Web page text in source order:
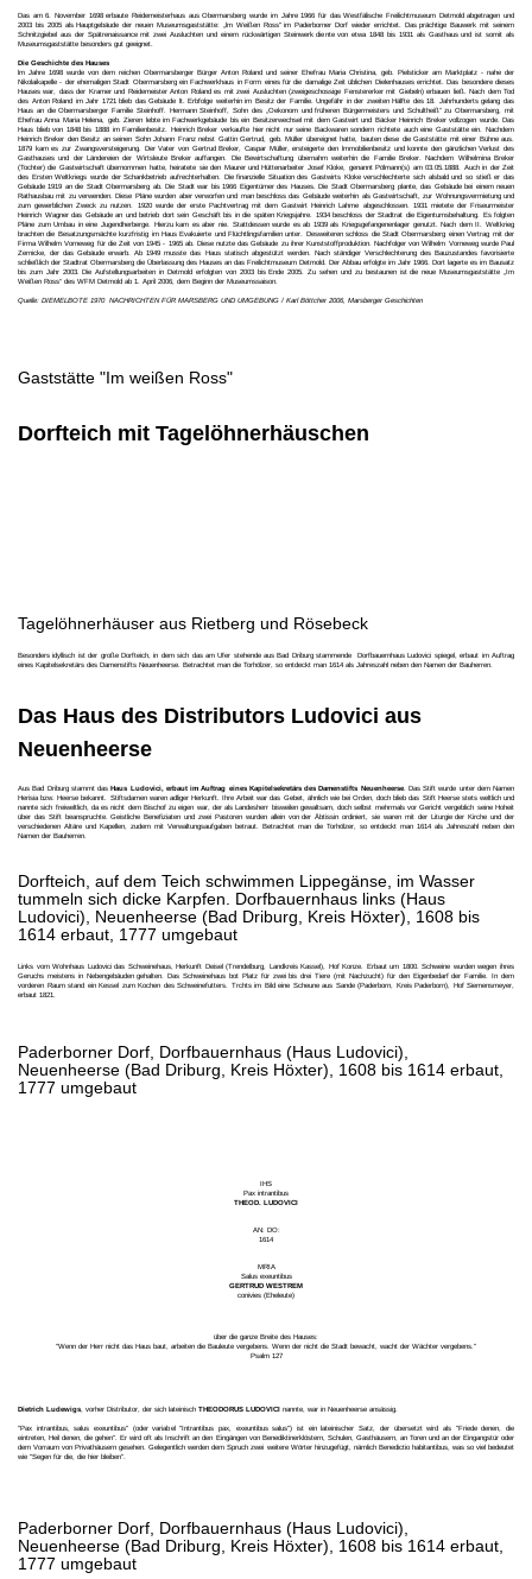
Das am 6. November 1698 erbaute Reidemeisterhaus aus Obermarsberg wurde im Jahre 1966 für das Westfälische Freilichtmuseum Detmold abgetragen und
2003 bis 2005 als Hauptgebäude der neuen Museumsgaststätte: „lm Weißen Ross" im Paderborner Dorf wieder errichtet. Das prächtige Bauwerk mit seinem
Schnitzgiebel aus der Spätrenaissance mit zwei Ausluchten und einem rückwärtigen Steinwerk diente von etwa 1848 bis 1931 als Gasthaus und ist somit als
Museumsgaststätte besonders gut geeignet.
Die Geschichte des Hauses
lm Jahre 1698 wurde von dem reichen Obermarsberger Bürger Anton Roland und seiner Ehefrau Maria Christina, geb. Pielsticker am Marktplatz - nahe der
Nikolaikapelle - der ehemaligen Stadt Obermarsberg ein Fachwerkhaus in Form eines für die damalige Zeit üblichen Dielenhauses errichtet. Das besondere dieses
Hauses war, dass der Kramer und Reidemeister Anton Roland es mit zwei Ausluchten (zweigeschossige Fenstererker mit Giebeln) erbauen ließ. Nach dem Tod
des Anton Roland im Jahr 1721 blieb das Gebäude lt. Erbfolge weiterhin im Besitz der Familie. Ungefähr in der zweiten Hälfte des 18. Jahrhunderts gelang das
Haus an die Obermarsberger Familie Steinhoff. Hermann Steinhoff, Sohn des „Oekonom und früheren Bürgermeisters und Schultheiß” zu Obermarsberg, mit
Ehefrau Anna Maria Helena, geb. Zieren lebte im Fachwerkgebäude bis ein Besitzerwechsel mit dem Gastwirt und Bäcker Heinrich Breker vollzogen wurde. Das
Haus blieb von 1848 bis 1888 im Familienbesitz. Heinrich Breker verkaufte hier nicht nur seine Backwaren sondern richtete auch eine Gaststätte ein. Nachdem
Heinrich Breker den Besitz an seinen Sohn Johann Franz nebst Gattin Gertrud, geb. Müller übereignet hatte, bauten diese die Gaststätte mit einer Bühne aus.
1879 kam es zur Zwangsversteigerung. Der Vater von Gertrud Breker, Caspar Müller, ersteigerte den lmmobilienbesitz und konnte den gänzlichen Verlust des
Gasthauses und der Ländereien der Wirtsleute Breker auffangen. Die Bewirtschaftung übernahm weiterhin die Familie Breker. Nachdem Wilhelmina Breker
(Tochter) die Gastwirtschaft übernommen hatte, heiratete sie den Maurer und Hüttenarbeiter Josef Kloke, genannt Pölmann(s) am 03.05.1888. Auch in der Zeit
des Ersten Weltkriegs wurde der Schankbetrieb aufrechterhalten. Die finanzielle Situation des Gastwirts Kloke verschlechterte sich alsbald und so stieß er das
Gebäude 1919 an die Stadt Obermarsberg ab. Die Stadt war bis 1966 Eigentümer des Hauses. Die Stadt Obermarsberg plante, das Gebäude bei einem neuen
Rathausbau mit zu verwenden. Diese Pläne wurden aber verworfen und man beschloss das Gebäude weiterhin als Gastwirtschaft, zur Wohnungsvermietung und
zum gewerblichen Zweck zu nutzen. 1920 wurde der erste Pachtvertrag mit dem Gastwirt Heinrich Lahme abgeschlossen. 1931 mietete der Friseurmeister
Heinrich Wagner das Gebäude an und betrieb dort sein Geschäft bis in die späten Kriegsjahre. 1934 beschloss der Stadtrat die Eigentumsbehaltung. Es folgten
Pläne zum Umbau in eine Jugendherberge. Hierzu kam es aber nie. Stattdessen wurde es ab 1939 als Kriegsgefangenenlager genutzt. Nach dem II. Weltkrieg
brachten die Besatzungsmächte kurzfristig im Haus Evakuierte und Flüchtlingsfamilien unter. Desweiteren schloss die Stadt Obermarsberg einen Vertrag mit der
Firma Wilhelm Vorneweg für die Zeit von 1945 - 1965 ab. Diese nutzte das Gebäude zu ihrer Kunststoffproduktion. Nachfolger von Wilhelm Vorneweg wurde Paul
Zernicke, der das Gebäude erwarb. Ab 1949 musste das Haus statisch abgestützt werden. Nach ständiger Verschlechterung des Bauzustandes favorisierte
schließlich der Stadtrat Obermarsberg die Überlassung des Hauses an das Freilichtmuseum Detmold. Der Abbau erfolgte im Jahr 1966. Dort lagerte es im Bausatz
bis zum Jahr 2003. Die Aufstellungsarbeiten in Detmold erfolgten von 2003 bis Ende 2005. Zu sehen und zu bestaunen ist die neue Museumsgaststätte „Im
Weißen Ross“ des WFM Detmold ab 1. April 2006, dem Beginn der Museumssaison.
Quelle: DIEMELBOTE 1970 NACHRICHTEN FÜR MARSBERG UND UMGEBUNG / Karl Böttcher 2006, Marsberger Geschichten
Gaststätte "Im weißen Ross"
Dorfteich mit Tagelöhnerhäuschen
Tagelöhnerhäuser aus Rietberg und Rösebeck
Besonders idyllisch ist der große Dorfteich, in dem sich das am Ufer stehende aus Bad Driburg stammende Dorfbauernhaus Ludovici spiegel, erbaut im Auftrag
eines Kapitelsekretärs des Damenstifts Neuenheerse. Betrachtet man die Torhölzer, so entdeckt man 1614 als Jahreszahl neben den Namen der Bauherren.
Das Haus des Distributors Ludovici aus
Neuenheerse
Aus Bad Driburg stammt dasHaus Ludovici, erbaut im Auftrag eines Kapitelsekretärs des Damenstifts Neuenheerse. Das Stift wurde unter dem Namen
Herisia bzw. Heerse bekannt. Stiftsdamen waren adliger Herkunft. Ihre Arbeit war das Gebet, ähnlich wie bei Orden, doch blieb das Stift Heerse stets weltlich und
nannte sich freiweltlich, da es nicht dem Bischof zu eigen war, der als Landesherr bisweilen gewaltsam, doch selbst mehrmals vor Gericht vergeblich seine Hoheit
über das Stift beanspruchte. Geistliche Benefiziaten und zwei Pastoren wurden allein von der Äbtissin ordiniert, sie waren mit der Liturgie der Kirche und der
verschiedenen Altäre und Kapellen, zudem mit Verwaltungsaufgaben betraut. Betrachtet man die Torhölzer, so entdeckt man 1614 als Jahreszahl neben den
Namen der Bauherren.
Dorfteich, auf dem Teich schwimmen Lippegänse, im Wasser
tummeln sich dicke Karpfen. Dorfbauernhaus links (Haus
Ludovici), Neuenheerse (Bad Driburg, Kreis Höxter), 1608 bis
1614 erbaut, 1777 umgebaut
Links vom Wohnhaus Ludovici das Schweinehaus, Herkunft Deisel (Trendelburg, Landkreis Kassel), Hof Konze. Erbaut um 1800. Schweine wurden wegen ihres
Geruchs meistens in Nebengebäuden gehalten. Das Schweinehaus bot Platz für zwei bis drei Tiere (mit Nachzucht) für den Eigenbedarf der Familie. In dem
vorderen Raum stand ein Kessel zum Kochen des Schweinefutters. Trchts im Bild eine Scheune aus Sande (Paderborn, Kreis Paderborn), Hof Siemensmeyer,
erbaut 1821.
Paderborner Dorf, Dorfbauernhaus (Haus Ludovici),
Neuenheerse (Bad Driburg, Kreis Höxter), 1608 bis 1614 erbaut,
1777 umgebaut
IHS
Pax intrantibus
THEOD. LUDOVICI
AN: DO:
1614
MRIA
Salus exeuntibus
GERTRUD WESTREM
conivies (Eheleute)
über die ganze Breite des Hauses:
"Wenn der Herr nicht das Haus baut, arbeiten die Bauleute vergebens. Wenn der nicht die Stadt bewacht, wacht der Wächter vergebens."
Psalm 127
Dietrich Ludewigs , vorher Distributor, der sich lateinisch THEODORUS LUDOVICI nannte, war in Neuenheerse ansässig.
"Pax intrantibus, salus exeuntibus" (oder variabel "Intrantibus pax, exeuntibus salus") ist ein lateinischer Satz, der übersetzt wird als "Friede denen, die
eintreten, Heil denen, die gehen". Er wird oft als Inschrift an den Eingängen von Benediktinerklöstern, Schulen, Gasthäusern, an Toren und an der Eingangstür oder
dem Vorraum von Privathäusern gesehen. Gelegentlich werden dem Spruch zwei weitere Wörter hinzugefügt, nämlich Benedictio habitantibus, was so viel bedeutet
wie "Segen für die, die hier bleiben".
Paderborner Dorf, Dorfbauernhaus (Haus Ludovici),
Neuenheerse (Bad Driburg, Kreis Höxter), 1608 bis 1614 erbaut,
1777 umgebaut